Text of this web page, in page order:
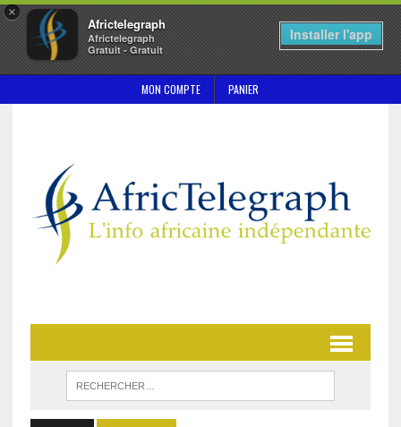
×
Africtelegraph
Africtelegraph
Gratuit - Gratuit
Installer l'app
MON COMPTE PANIER